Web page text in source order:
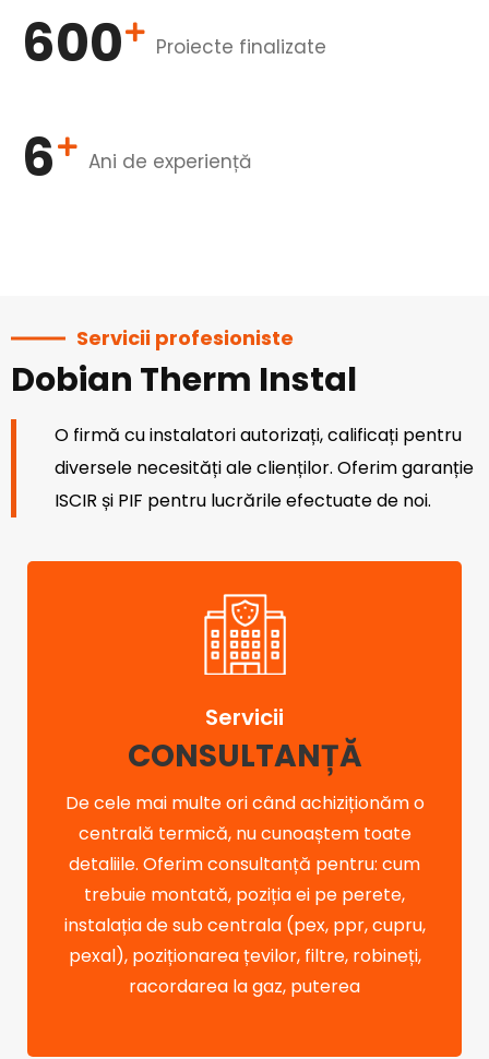
600 Proiecte finalizate
6 Ani de experiență
Servicii profesioniste
Dobian Therm Instal
O firmă cu instalatori autorizați, calificați pentru
diversele necesități ale clienților. Oferim garanție
ISCIR și PIF pentru lucrările efectuate de noi.
Servicii
CONSULTANȚĂ
De cele mai multe ori când achiziționăm o
centrală termică, nu cunoaștem toate
detaliile. Oferim consultanță pentru: cum
trebuie montată, poziția ei pe perete,
instalația de sub centrala (pex, ppr, cupru,
pexal), poziționarea țevilor, filtre, robineți,
racordarea la gaz, puterea